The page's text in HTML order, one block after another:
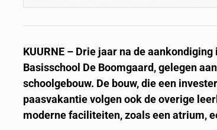
KUURNE – Drie jaar na de
Basisschool De Boomgaard, gelegen
schoolgebouw. De bouw, die een
paasvakantie volgen ook de overige
moderne faciliteiten, zoals een atrium,